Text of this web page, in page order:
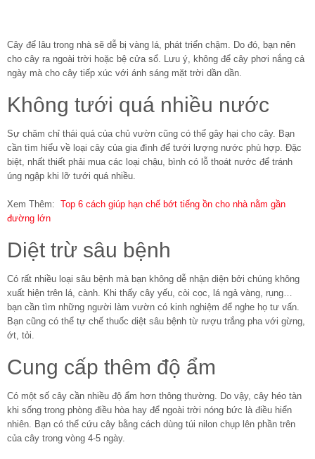
Cây để lâu trong nhà sẽ dễ bị vàng lá, phát triển chậm. Do đó, bạn nên
cho cây ra ngoài trời hoặc bệ cửa sổ. Lưu ý, không để cây phơi nắng cả
ngày mà cho cây tiếp xúc với ánh sáng mặt trời dần dần.
Không tưới quá nhiều nước
Sự chăm chỉ thái quá của chủ vườn cũng có thể gây hại cho cây. Bạn
cần tìm hiểu về loại cây của gia đình để tưới lượng nước phù hợp. Đặc
biệt, nhất thiết phải mua các loại chậu, bình có lỗ thoát nước để tránh
úng ngập khi lỡ tưới quá nhiều.
Xem Thêm: Top 6 cách giúp hạn chế bớt tiếng ồn cho nhà nằm gần
đường lớn
Diệt trừ sâu bệnh
Có rất nhiều loại sâu bệnh mà bạn không dễ nhận diện bởi chúng không
xuất hiện trên lá, cành. Khi thấy cây yếu, còi cọc, lá ngả vàng, rụng…
bạn cần tìm những người làm vườn có kinh nghiệm để nghe họ tư vấn.
Bạn cũng có thể tự chế thuốc diệt sâu bệnh từ rượu trắng pha với gừng,
ớt, tỏi.
Cung cấp thêm độ ẩm
Có một số cây cần nhiều độ ẩm hơn thông thường. Do vậy, cây héo tàn
khi sống trong phòng điều hòa hay để ngoài trời nóng bức là điều hiển
nhiên. Bạn có thể cứu cây bằng cách dùng túi nilon chụp lên phần trên
của cây trong vòng 4-5 ngày.